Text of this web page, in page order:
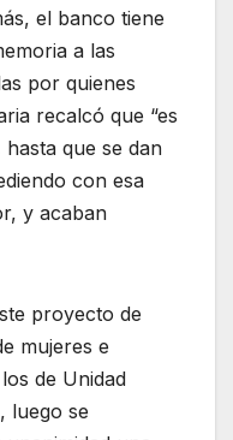
el banco tiene
a las
por quienes
recalcó que “es
que se dan
con esa
y acaban
proyecto de
mujeres e
de Unidad
luego se